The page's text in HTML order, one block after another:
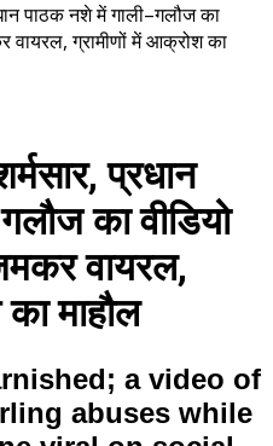
पाठक नशे में गाली–गलौज का
वायरल, ग्रामीणों में आक्रोश का
प्रधान
का वीडियो
वायरल,
माहौल
a video of
abuses while